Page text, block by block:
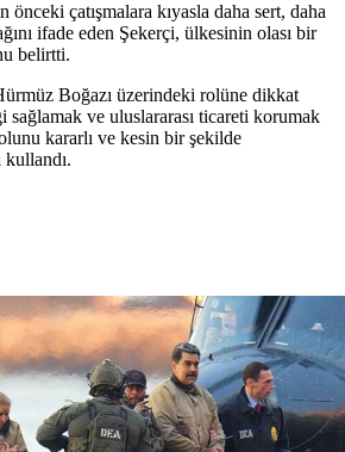
önceki çatışmalara kıyasla daha sert, daha
ifade eden Şekerçi, ülkesinin olası bir
belirtti.
Boğazı üzerindeki rolüne dikkat
sağlamak ve uluslararası ticareti korumak
kararlı ve kesin bir şekilde